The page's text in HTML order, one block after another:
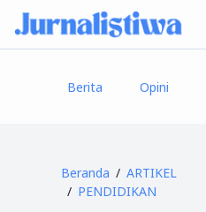
Berita Opini
Beranda
ARTIKEL
PENDIDIKAN